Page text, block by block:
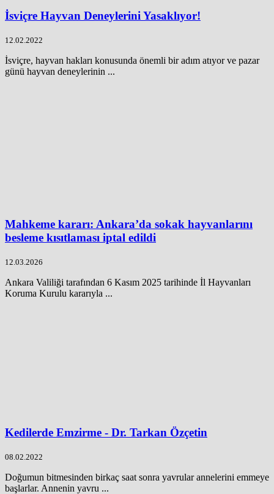
İsviçre Hayvan Deneylerini Yasaklıyor!
12.02.2022
İsviçre, hayvan hakları konusunda önemli bir adım atıyor ve pazar
günü hayvan deneylerinin ...
Mahkeme kararı: Ankara’da sokak hayvanlarını
besleme kısıtlaması iptal edildi
12.03.2026
Ankara Valiliği tarafından 6 Kasım 2025 tarihinde İl Hayvanları
Koruma Kurulu kararıyla ...
Kedilerde Emzirme - Dr. Tarkan Özçetin
08.02.2022
Doğumun bitmesinden birkaç saat sonra yavrular annelerini emmeye
başlarlar. Annenin yavru ...